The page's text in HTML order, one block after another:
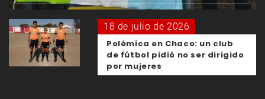
18 de julio de 2026
Polémica en Chaco: un club
de fútbol pidió no ser dirigido
por mujeres